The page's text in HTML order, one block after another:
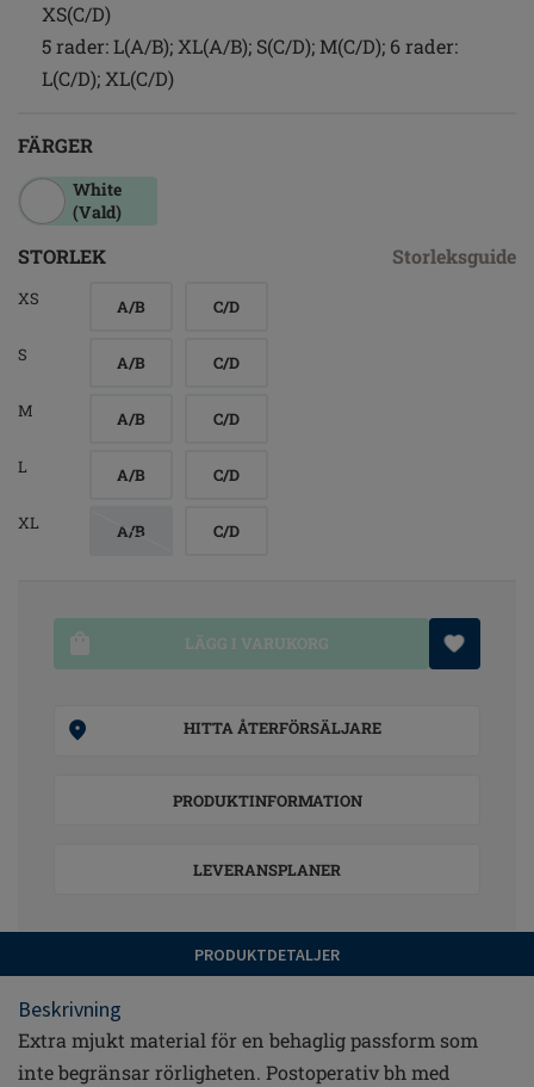
XS(C/D)
5 rader: L(A/B); XL(A/B); S(C/D); M(C/D); 6 rader:
L(C/D); XL(C/D)
FÄRGER
White
(Vald)
STORLEK Storleksguide
XS A/B C/D
S A/B C/D
M A/B C/D
L A/B C/D
XL A/B C/D
LÄGG I VARUKORG
HITTA ÅTERFÖRSÄLJARE
PRODUKTINFORMATION
LEVERANSPLANER
PRODUKTDETALJER
Beskrivning
Extra mjukt material för en behaglig passform som
inte begränsar rörligheten. Postoperativ bh med